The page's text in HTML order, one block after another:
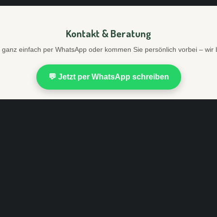
Kontakt & Beratung
ganz einfach per WhatsApp oder kommen Sie persönlich vorbei – wir
💬 Jetzt per WhatsApp schreiben